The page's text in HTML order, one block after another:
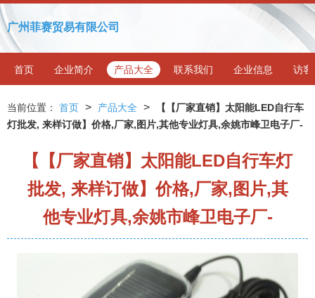
广州菲赛贸易有限公司
首页 企业简介 产品大全 联系我们 企业信息 访客
当前位置： 首页 > 产品大全 >
【【厂家直销】太阳能LED自行车
灯批发, 来样订做】价格,厂家,图片,其他专业灯具,余姚市峰卫电子厂-
【【厂家直销】太阳能LED自行车灯
批发, 来样订做】价格,厂家,图片,其
他专业灯具,余姚市峰卫电子厂-